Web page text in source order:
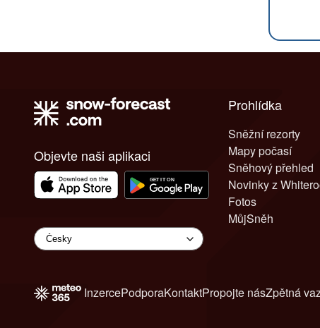
Objevte naši aplikaci
Prohlídka
Sněžní rezorty
Mapy počasí
Sněhový přehled
Novinky z
Fotos
MůjSněh
InzercePodporaKontaktPropojte násZpětná